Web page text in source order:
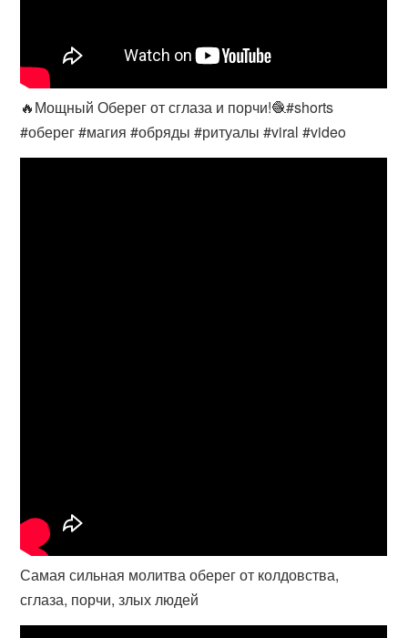
🔥Мощный Оберег от сглаза и порчи!🧶#shorts
#оберег #магия #обряды #ритуалы #viral #video
Самая сильная молитва оберег от колдовства,
сглаза, порчи, злых людей